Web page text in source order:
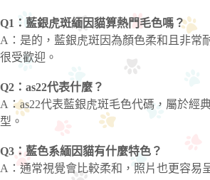
Q1：藍銀虎斑緬因貓算熱門毛色嗎？
A：是的，藍銀虎斑因為顏色柔和且非常
很受歡迎。
Q2：as22代表什麼？
A：as22代表藍銀虎斑毛色代碼，屬於經
型。
Q3：藍色系緬因貓有什麼特色？
A：通常視覺會比較柔和，照片也更容易